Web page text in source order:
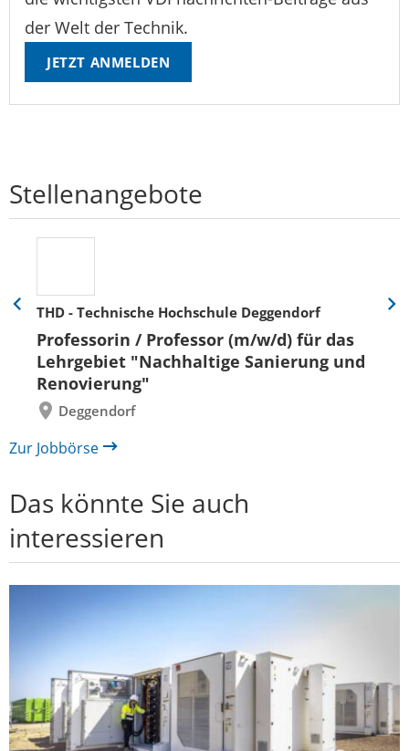
der Welt der Technik.
JETZT ANMELDEN
Stellenangebote
THD - Technische Hochschule Deggendorf
Professorin / Professor (m/w/d) für das
Lehrgebiet "Nachhaltige Sanierung und
Renovierung"
Deggendorf
Eine
zurück
Eine
Zur Jobbörse
Das könnte Sie auch
interessieren